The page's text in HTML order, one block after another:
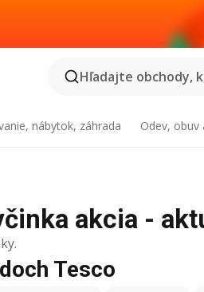
Hľadajte obchody,
nábytok, záhrada Odev, obuv
akcia -
Tesco